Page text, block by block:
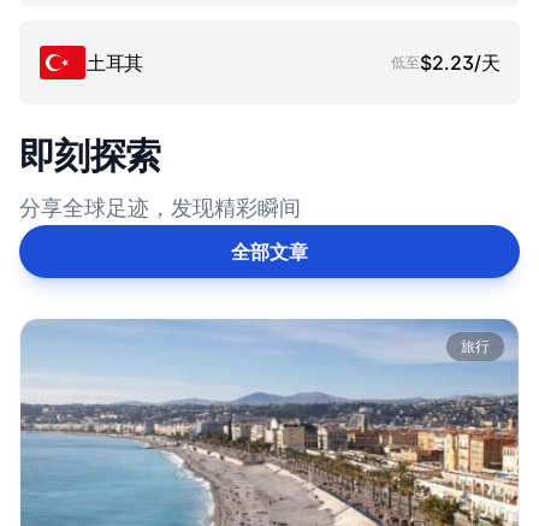
土耳其 低至$2.23/天
即刻探索
分享全球足迹，发现精彩瞬间
全部文章
旅行